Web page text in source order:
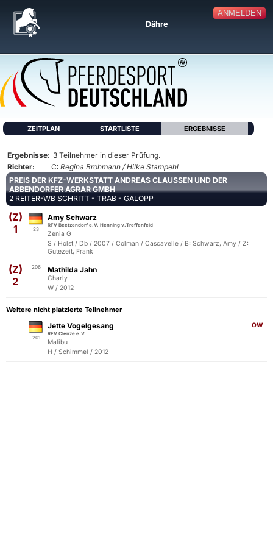
ANMELDEN
Dähre
ZEITPLAN STARTLISTE ERGEBNISSE
Ergebnisse: 3 Teilnehmer in dieser Prüfung.
Richter:
C: Regina Brohmann / Hilke Stampehl
PREIS DER KFZ-WERKSTATT ANDREAS CLAUSSEN UND DER A
BBENDORFER AGRAR GMBH
2 REITER-WB SCHRITT - TRAB - GALOPP
(Z)
1
23
Amy Schwarz
RFV Beetzendorf e.V. Henning v.Treffenfeld
Zenia G
S / Holst / Db / 2007 / Colman / Cascavelle / B: Schwarz, Amy / Z:
Gutezeit, Frank
(Z)
2
206 Mathilda Jahn
Charly
W / 2012
Weitere nicht platzierte Teilnehmer
201
OW
Jette Vogelgesang
RFV Clenze e.V.
Malibu
H / Schimmel / 2012